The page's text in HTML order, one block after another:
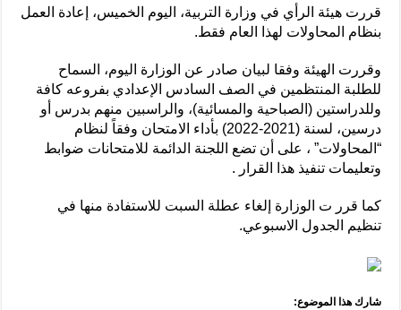
قررت هيئة الرأي في وزارة التربية، اليوم الخميس، إعادة العمل
بنظام المحاولات لهذا العام فقط.
وقررت الهيئة وفقا لبيان صادر عن الوزارة اليوم، السماح
للطلبة المنتظمين في الصف السادس الإعدادي بفروعه كافة
وللدراستين (الصباحية والمسائية)، والراسبين منهم بدرس أو
درسين، لسنة (2021-2022) بأداء الامتحان وفقاً لنظام
“المحاولات” ، على أن تضع اللجنة الدائمة للامتحانات ضوابط
وتعليمات تنفيذ هذا القرار .
كما قرر ت الوزارة إلغاء عطلة السبت للاستفادة منها في
تنظيم الجدول الاسبوعي.
شارك هذا الموضوع: